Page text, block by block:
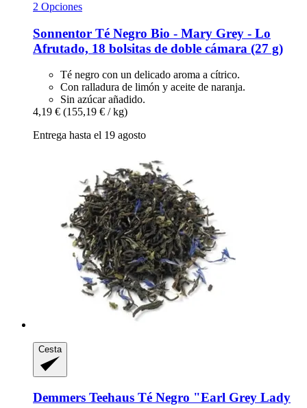
2 Opciones
Sonnentor Té Negro Bio -​ Mary Grey -​ Lo
Afrutado, 18 bolsitas de doble cámara (27 g)
Té negro con un delicado aroma a cítrico.
Con ralladura de limón y aceite de naranja.
Sin azúcar añadido.
4,19 € (155,19 € / kg)
Entrega hasta el 19 agosto
Cesta
Demmers Teehaus Té Negro "Earl Grey Lady